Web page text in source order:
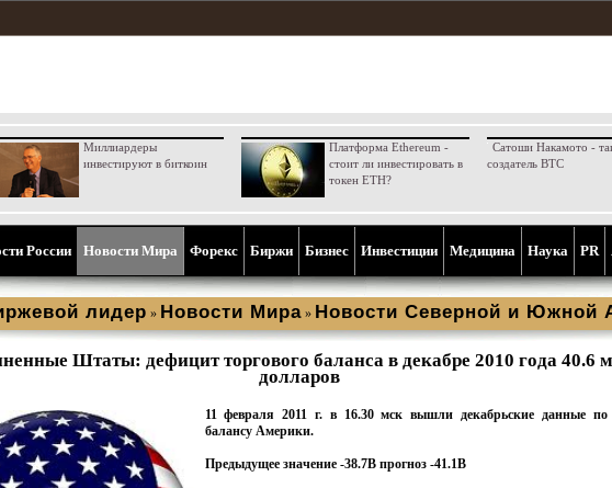
Миллиардеры
инвестируют в биткоин
Платформа Ethereum -
стоит ли инвестировать в
токен ETH?
Сатоши Накамото -
создатель BTC
России Новости Мира Форекс Биржи Бизнес Инвестиции Медицина Наука PR
лидер » Новости Мира » Новости Северной и Южной
Штаты: дефицит торгового баланса в декабре 2010 года 40.6
долларов
11 февраля 2011 г. в 16.30 мcк вышли декабрьские данные по
балансу Америки.
Предыдущее значение -38.7B прогноз -41.1B